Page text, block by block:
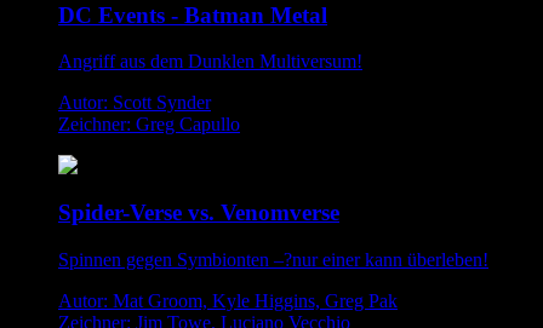
DC Events - Batman Metal
Angriff aus dem Dunklen Multiversum!
Autor: Scott Synder
Zeichner: Greg Capullo
Spider-Verse vs. Venomverse
Spinnen gegen Symbionten –?nur einer kann überleben!
Autor: Mat Groom, Kyle Higgins, Greg Pak
Zeichner: Jim Towe, Luciano Vecchio